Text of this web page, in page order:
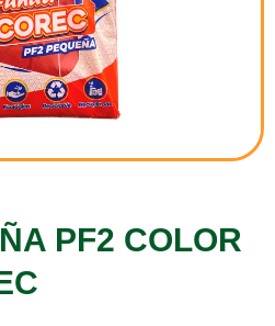
PF2 COLOR